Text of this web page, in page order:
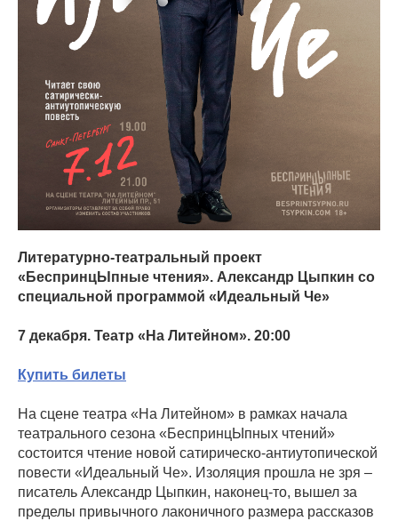
Литературно-театральный проект
«БеспринцЫпные чтения». Александр Цыпкин со
специальной программой «Идеальный Че»
7 декабря. Театр «На Литейном». 20:00
Купить билеты
На сцене театра «На Литейном» в рамках начала
театрального сезона «БеспринцЫпных чтений»
состоится чтение новой сатирическо-антиутопической
повести «Идеальный Че». Изоляция прошла не зря –
писатель Александр Цыпкин, наконец-то, вышел за
пределы привычного лаконичного размера рассказов